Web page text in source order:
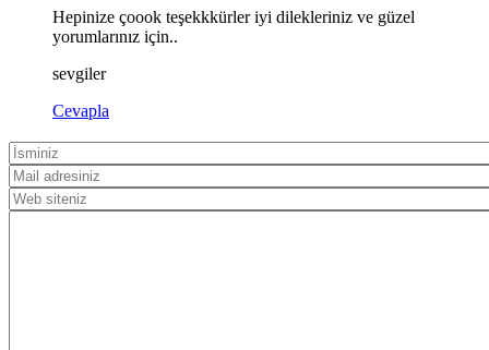
Hepinize çoook teşekkkürler iyi dilekleriniz ve güzel
yorumlarınız için..
sevgiler
Cevapla